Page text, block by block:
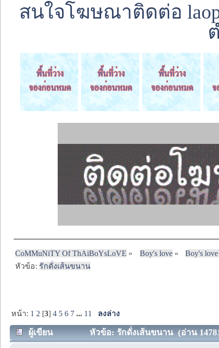
สนใจโฆษณาติดต่อ
CoMMuNiTY Of ThAiBoYsLoVE » Boy's love»
Boy's
หัวข้อ:รักดั่งเส้นขนาน
หน้า: 1 2 [3]4 5 6 7 ... 11 ลงล่าง
ผู้เขียน หัวข้อ: รักดั่งเส้นขนาน (อ่าน